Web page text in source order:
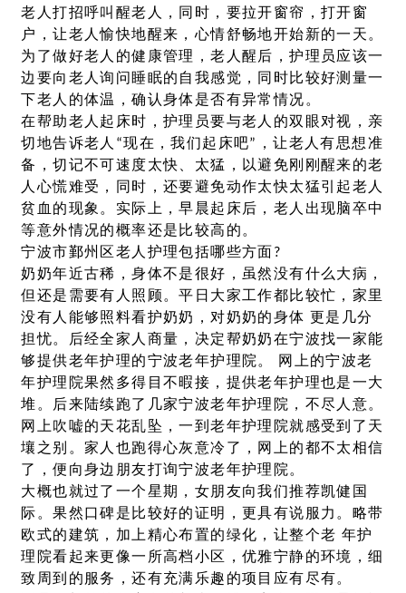
老人打招呼叫醒老人，同时，要拉开窗帘，打开窗
户，让老人愉快地醒来，心情舒畅地开始新的一天。
为了做好老人的健康管理，老人醒后，护理员应该一
边要向老人询问睡眠的自我感觉，同时比较好测量一
下老人的体温，确认身体是否有异常情况。
在帮助老人起床时，护理员要与老人的双眼对视，亲
切地告诉老人“现在，我们起床吧”，让老人有思想准
备，切记不可速度太快、太猛，以避免刚刚醒来的老
人心慌难受，同时，还要避免动作太快太猛引起老人
贫血的现象。实际上，早晨起床后，老人出现脑卒中
等意外情况的概率还是比较高的。
宁波市鄞州区老人护理包括哪些方面?
奶奶年近古稀，身体不是很好，虽然没有什么大病，
但还是需要有人照顾。平日大家工作都比较忙，家里
没有人能够照料看护奶奶，对奶奶的身体 更是几分
担忧。后经全家人商量，决定帮奶奶在宁波找一家能
够提供老年护理的宁波老年护理院。 网上的宁波老
年护理院果然多得目不暇接，提供老年护理也是一大
堆。后来陆续跑了几家宁波老年护理院，不尽人意。
网上吹嘘的天花乱坠，一到老年护理院就感受到了天
壤之别。家人也跑得心灰意冷了，网上的都不太相信
了，便向身边朋友打询宁波老年护理院。
大概也就过了一个星期，女朋友向我们推荐凯健国
际。果然口碑是比较好的证明，更具有说服力。略带
欧式的建筑，加上精心布置的绿化，让整个老 年护
理院看起来更像一所高档小区，优雅宁静的环境，细
致周到的服务，还有充满乐趣的项目应有尽有。